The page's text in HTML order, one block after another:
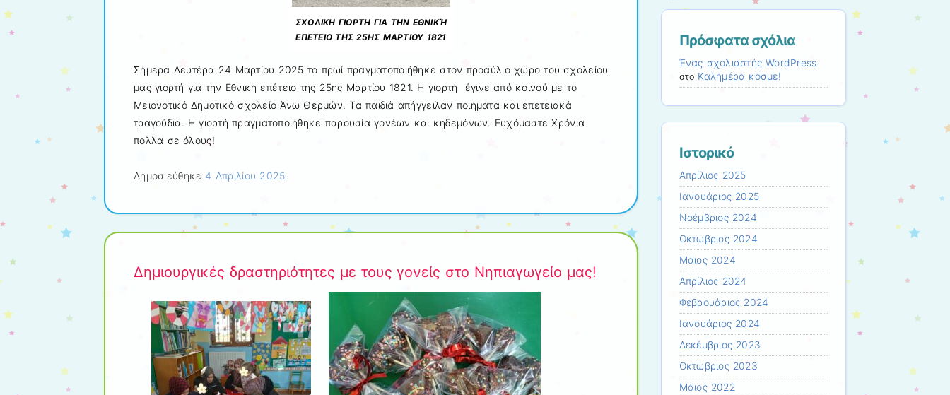
ΣΧΟΛΙΚΗ ΓΙΟΡΤΗ ΓΙΑ ΤΗΝ ΕΘΝΙΚΉ
ΕΠΕΤΕΙΟ ΤΗΣ 25ΗΣ ΜΑΡΤΙΟΥ 1821
Σήμερα Δευτέρα 24 Μαρτίου 2025 το πρωί πραγματοποιήθηκε στον προαύλιο χώρο του σχολείου
μας γιορτή για την Εθνική επέτειο της 25ης Μαρτίου 1821. Η γιορτή έγινε από κοινού με το
Μειονοτικό Δημοτικό σχολείο Άνω Θερμών. Τα παιδιά απήγγειλαν ποιήματα και επετειακά
τραγούδια. Η γιορτή πραγματοποιήθηκε παρουσία γονέων και κηδεμόνων. Ευχόμαστε Χρόνια
πολλά σε όλους!
Δημοσιεύθηκε 4 Απριλίου 2025
Δημιουργικές δραστηριότητες με τους γονείς στο Νηπιαγωγείο μας!
Πρόσφατα σχόλια
Ένας σχολιαστής WordPress
στο Καλημέρα κόσμε!
Ιστορικό
Απρίλιος 2025
Ιανουάριος 2025
Νοέμβριος 2024
Οκτώβριος 2024
Μάιος 2024
Απρίλιος 2024
Φεβρουάριος 2024
Ιανουάριος 2024
Δεκέμβριος 2023
Οκτώβριος 2023
Μάιος 2022